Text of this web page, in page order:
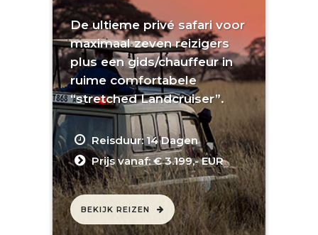
De ultieme privé safari voor
maximaal zeven reizigers
plus een gids/chauffeur in
ruime comfortabele
“stretched Landcruiser”.
Reisduur: 14 Dagen
Prijs vanaf: € 3.199,- EUR
BEKIJK REIZEN